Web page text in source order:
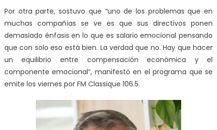
Por otra parte, sostuvo que “uno de los problemas que en
muchas compañías se ve es que sus directivos ponen
demasiado énfasis en lo que es salario emocional pensando
que con solo eso está bien. La verdad que no. Hay que hacer
un equilibrio entre compensación económica y el
componente emocional”, manifestó en el programa que se
emite los viernes por FM Classique 106.5.